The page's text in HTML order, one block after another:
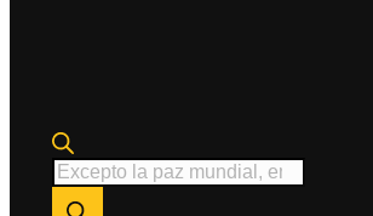
Búsqueda
de
productos